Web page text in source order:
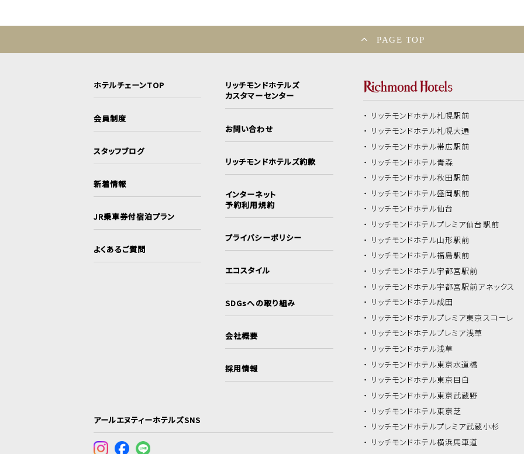
PAGE TOP
ホテルチェーンTOP
会員制度
スタッフブログ
新着情報
JR乗車券付宿泊プラン
よくあるご質問
リッチモンドホテルズ
カスタマーセンター
お問い合わせ
リッチモンドホテルズ約款
インターネット
予約利用規約
プライバシーポリシー
エコスタイル
SDGsへの取り組み
会社概要
採用情報
アールエヌティーホテルズSNS
リッチモンドホテル札幌駅前
リッチモンドホテル札幌大通
リッチモンドホテル帯広駅前
リッチモンドホテル青森
リッチモンドホテル秋田駅前
リッチモンドホテル盛岡駅前
リッチモンドホテル仙台
リッチモンドホテルプレミア仙台駅前
リッチモンドホテル山形駅前
リッチモンドホテル福島駅前
リッチモンドホテル宇都宮駅前
リッチモンドホテル宇都宮駅前アネックス
リッチモンドホテル成田
リッチモンドホテルプレミア東京スコーレ
リッチモンドホテルプレミア浅草
リッチモンドホテル浅草
リッチモンドホテル東京水道橋
リッチモンドホテル東京目白
リッチモンドホテル東京武蔵野
リッチモンドホテル東京芝
リッチモンドホテルプレミア武蔵小杉
リッチモンドホテル横浜馬車道